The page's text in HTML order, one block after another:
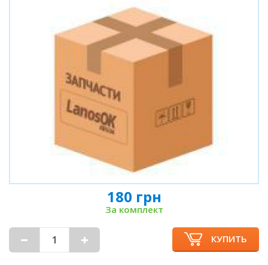
180 грн
За комплект
КУПИТЬ